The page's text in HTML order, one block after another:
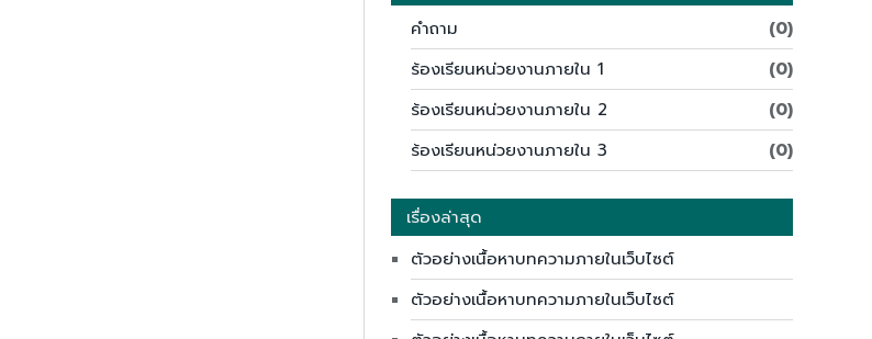
คำถาม
(0)
ร้องเรียนหน่วยงานภายใน 1
(0)
ร้องเรียนหน่วยงานภายใน 2
(0)
ร้องเรียนหน่วยงานภายใน 3
(0)
เรื่องล่าสุด
ตัวอย่างเนื้อหาบทความภายในเว็บไซต์
ตัวอย่างเนื้อหาบทความภายในเว็บไซต์